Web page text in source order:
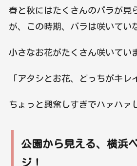
春と秋にはたくさんのバラが見
が、この時期、バラは咲いてい
小さなお花がたくさん咲いてい
「アタシとお花、どっちがキレ
ちょっと興奮しすぎでハァハァ
公園から見える、横浜
ジ！